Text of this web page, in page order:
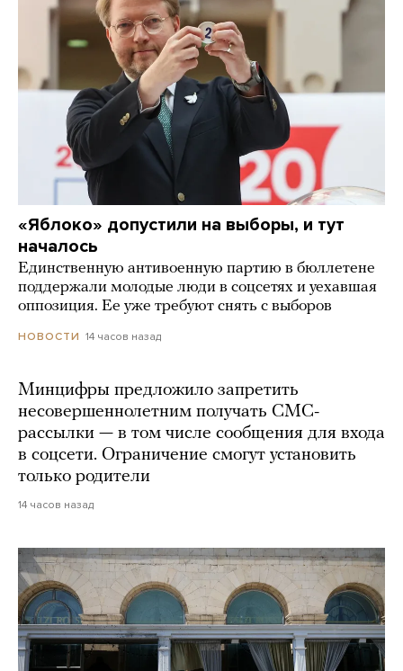
«Яблоко» допустили на выборы, и тут
началось
Единственную антивоенную партию в бюллетене
поддержали молодые люди в соцсетях и уехавшая
оппозиция. Ее уже требуют снять с выборов
НОВОСТИ 14 часов назад
Минцифры предложило запретить
несовершеннолетним получать СМС-
рассылки — в том числе сообщения для входа
в соцсети. Ограничение смогут установить
только родители
14 часов назад